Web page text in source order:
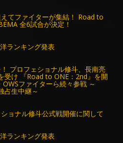
てファイターが集結！ Road to
全6試合が決定！
ランキング発表
プロフェショナル修斗、長南亮
受け 『Road to ONE：2nd』を開
ファイターら続々参戦 ～
占生中継～
ョナル修斗公式戦開催に関して
ランキング発表